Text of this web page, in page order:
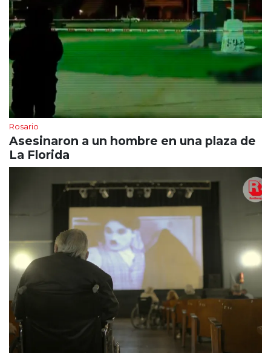
Rosario
Asesinaron a un hombre en una plaza de
La Florida